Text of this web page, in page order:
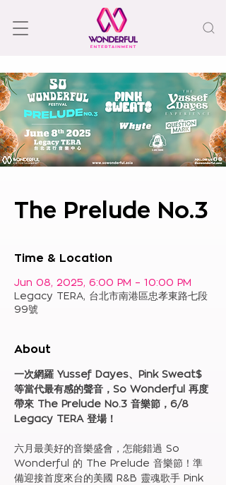
The Prelude No.3
Time & Location
Jun 08, 2025, 6:00 PM – 10:00 PM
Legacy TERA, 台北市南港區忠孝東路七段
99號
About
一次網羅 Yussef Dayes、Pink Sweat$
等當代最有感的聲音，So Wonderful 再度
帶來 The Prelude No.3 音樂節，6/8
Legacy TERA 登場！
六月最美好的音樂盛會，怎能錯過 So
Wonderful 的 The Prelude 音樂節！準
備迎接首度來台的美國 R&B 靈魂歌手 Pink